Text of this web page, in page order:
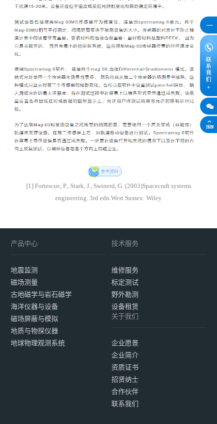
[1] Fortescue, P., Stark, J., Swinerd, G. (2003)Spacecraft systems
engineering. 3rd edn.West Sussex: Wiley
产品中心
地震监测
磁场测量
古地磁学与岩石磁学
海洋仪器与设备
磁场屏蔽与模拟
地质与物探仪器
地球物理观测系统
技术服务
维修服务
标定测试
野外勘测
设备租赁
关于我们
企业愿景
企业简介
资质证书
招贤纳士
合作伙伴
联系我们